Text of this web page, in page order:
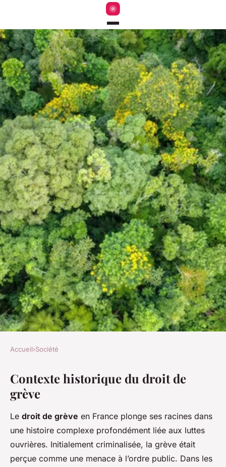
Comprendre les antagonismes
autour du droit de grève
Alix•20 décembre 2024 •5 min de lecture
Accueil›Société
Contexte historique du droit de
grève
Le droit de grève en France plonge ses racines dans
une histoire complexe profondément liée aux luttes
ouvrières. Initialement criminalisée, la grève était
perçue comme une menace à l’ordre public. Dans les